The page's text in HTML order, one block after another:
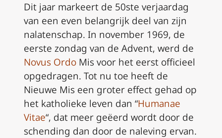
Dit jaar markeert de 50ste verjaardag
van een even belangrijk deel van zijn
nalatenschap. In november 1969, de
eerste zondag van de Advent, werd de
Novus Ordo Mis voor het eerst officieel
opgedragen. Tot nu toe heeft de
Nieuwe Mis een groter effect gehad op
het katholieke leven dan “Humanae
Vitae“, dat meer geëerd wordt door de
schending dan door de naleving ervan.